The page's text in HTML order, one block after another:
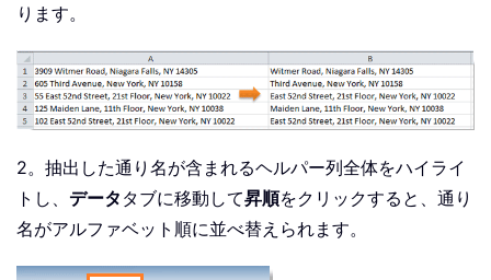
ります。
2。抽出した通り名が含まれるヘルパー列全体をハイライ
トし、 データ タブに移動して昇順をクリックすると、通り
名がアルファベット順に並べ替えられます。